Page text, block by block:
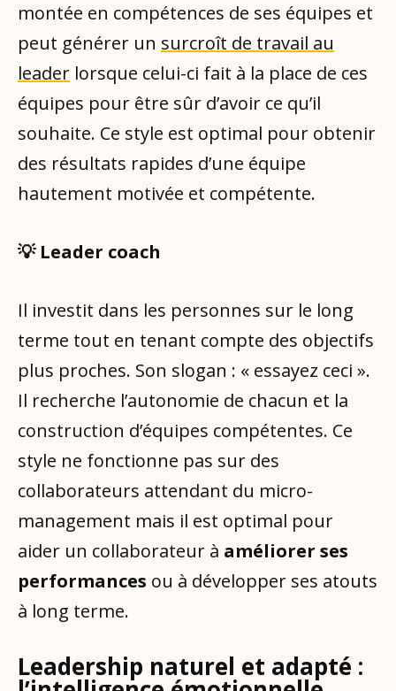
montée en compétences de ses équipes et
peut générer un surcroît de travail au
leader lorsque celui-ci fait à la place de ces
équipes pour être sûr d’avoir ce qu’il
souhaite. Ce style est optimal pour obtenir
des résultats rapides d’une équipe
hautement motivée et compétente.
💡 Leader coach
Il investit dans les personnes sur le long
terme tout en tenant compte des objectifs
plus proches. Son slogan : « essayez ceci ».
Il recherche l’autonomie de chacun et la
construction d’équipes compétentes. Ce
style ne fonctionne pas sur des
collaborateurs attendant du micro-
management mais il est optimal pour
aider un collaborateur à améliorer ses
performances ou à développer ses atouts
à long terme.
Leadership naturel et adapté :